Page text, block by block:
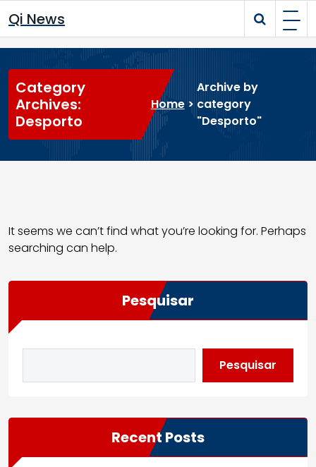
to
content
Qi News
Category
Archives:
Desporto
Home>
Archive by
category
"Desporto"
It seems we can’t find what you’re looking for. Perhaps
searching can help.
Pesquisar
Pesquisar
Recent Posts